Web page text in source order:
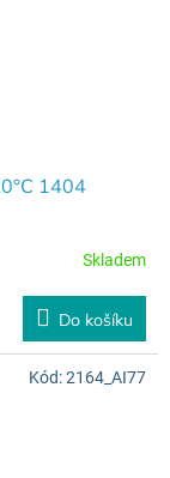
1404
Skladem
Do košíku
Kód:2164_AI77